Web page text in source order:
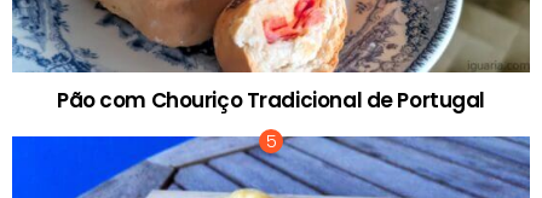
Pão com Chouriço Tradicional de Portugal